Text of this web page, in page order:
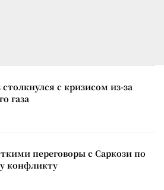
с кризисом из-за
газа
переговоры с Саркози по
конфликту